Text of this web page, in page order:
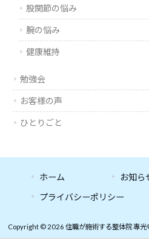
股関節の悩み
腕の悩み
健康維持
勉強会
お客様の声
ひとりごと
ホーム
お知ら
プライバシーポリシー
Copyright © 2026 住職が施術する整体院 專